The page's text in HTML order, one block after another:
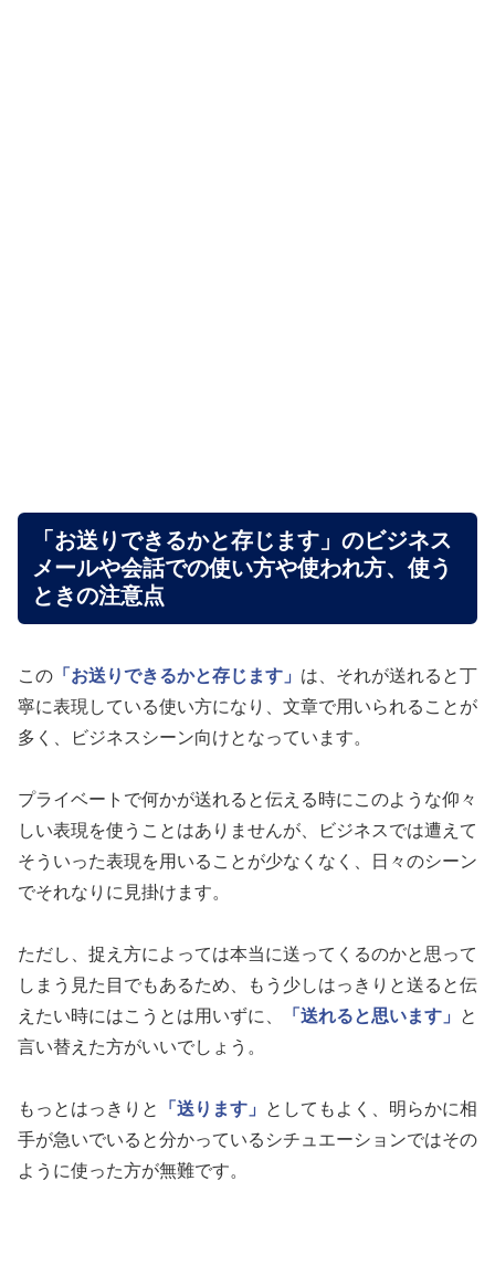
「お送りできるかと存じます」のビジネス
メールや会話での使い方や使われ方、使う
ときの注意点
この 「お送りできるかと存じます」 は、それが送れると丁
寧に表現している使い方になり、文章で用いられることが
多く、ビジネスシーン向けとなっています。
プライベートで何かが送れると伝える時にこのような仰々
しい表現を使うことはありませんが、ビジネスでは遭えて
そういった表現を用いることが少なくなく、日々のシーン
でそれなりに見掛けます。
ただし、捉え方によっては本当に送ってくるのかと思って
しまう見た目でもあるため、もう少しはっきりと送ると伝
えたい時にはこうとは用いずに、
「送れると思います」
と
言い替えた方がいいでしょう。
もっとはっきりと 「送ります」
としてもよく、明らかに相
手が急いでいると分かっているシチュエーションではその
ように使った方が無難です。